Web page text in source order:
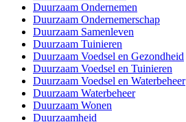
Duurzaam Ondernemen
Duurzaam Ondernemerschap
Duurzaam Samenleven
Duurzaam Tuinieren
Duurzaam Voedsel en Gezondheid
Duurzaam Voedsel en Tuinieren
Duurzaam Voedsel en Waterbeheer
Duurzaam Waterbeheer
Duurzaam Wonen
Duurzaamheid